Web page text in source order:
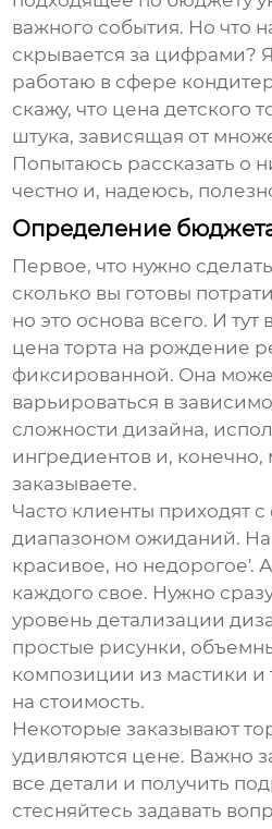
важного события. Но что
скрывается за цифрами?
работаю в сфере
скажу, что цена детского
штука, зависящая от
Попытаюсь рассказать о
честно и, надеюсь,
Определение
Первое, что нужно
сколько вы готовы
но это основа всего. И
цена торта на рождение
фиксированной. Она
варьироваться в
сложности дизайна,
ингредиентов и, конечно,
заказываете.
Часто клиенты приходят
диапазоном ожиданий.
красивое, но недорогое'.
каждого свое. Нужно
уровень детализации
простые рисунки,
композиции из мастики и
на стоимость.
Некоторые заказывают
удивляются цене. Важно
все детали и получить
стесняйтесь задавать